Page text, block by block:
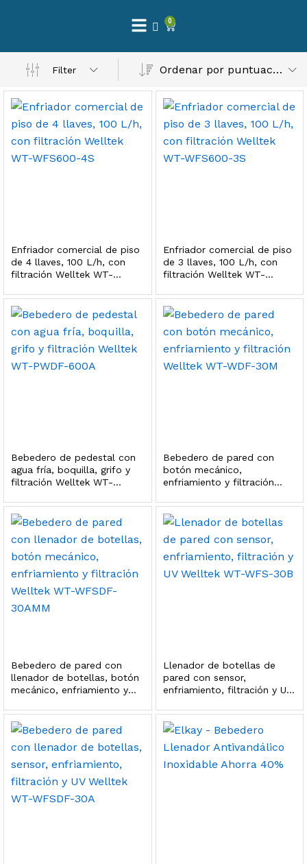
0
Filter Ordenar por puntuación media
Enfriador comercial de piso
de 4 llaves, 100 L/h, con
filtración Welltek WT-
Enfriador comercial de piso
de 3 llaves, 100 L/h, con
filtración Welltek WT-
Bebedero de pedestal con
agua fría, boquilla, grifo y
filtración Welltek WT-
Bebedero de pared con
botón mecánico,
enfriamiento y filtración
Bebedero de pared con
llenador de botellas, botón
mecánico, enfriamiento y
WFSDF-30AMM
Llenador de botellas de
pared con sensor,
enfriamiento, filtración y UV
– Máxima Calidad En Filtración
3,900.00
al carrito
al carrito
Esterilizador UV 25 Watts 4 Pines
999.00
2,899.00
al carrito
de Agua | Repuesto (con Polifosfatos)
SS304 Natural Cepillado | Agua Purificada
699.00
al carrito